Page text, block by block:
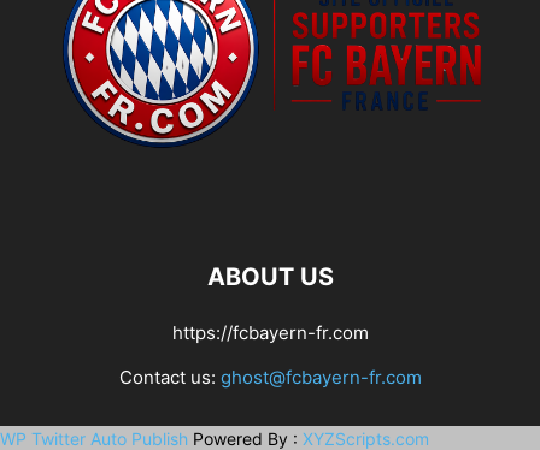
ABOUT US
https://fcbayern-fr.com
Contact us: ghost@fcbayern-fr.com
WP Twitter Auto Publish Powered By : XYZScripts.com